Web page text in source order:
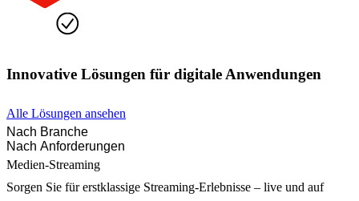
Innovative Lösungen für digitale Anwendungen
Alle Lösungen ansehen
Nach Branche
Nach Anforderungen
Medien-Streaming
Sorgen Sie für erstklassige Streaming-Erlebnisse – live und auf